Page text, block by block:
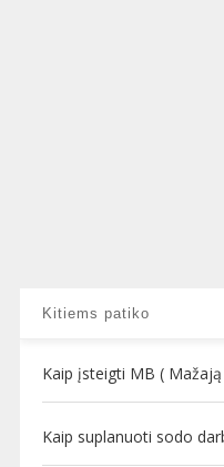
Kitiems patiko
Kaip įsteigti MB (
Kaip suplanuoti sodo